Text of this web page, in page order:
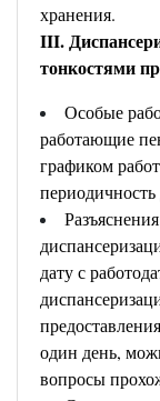
хранения.
III.
тонкостями
Особые
работающие
графиком
дату с
один день,
вопросы